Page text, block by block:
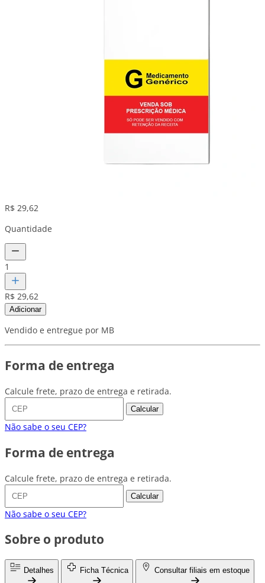
R$ 29,62
Quantidade
1
R$ 29,62
Adicionar
Vendido e entregue por MB
Forma de entrega
Calcule frete, prazo de entrega e retirada.
Calcular
Não sabe o seu CEP?
Forma de entrega
Calcule frete, prazo de entrega e retirada.
Calcular
Não sabe o seu CEP?
Sobre o produto
Detalhes Ficha Técnica Consultar filiais em estoque